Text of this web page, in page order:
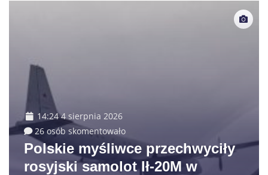
14:24 4 sierpnia 2026
26 osób skomentowało
Polskie myśliwce przechwyciły
rosyjski samolot Ił-20M w